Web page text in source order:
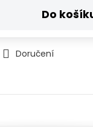
Do
Doručení